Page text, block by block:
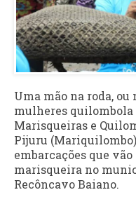
Uma mão na roda,
mulheres quilombola
Marisqueiras e
Pijuru
embarcações que
marisqueira no
Recôncavo Baiano.